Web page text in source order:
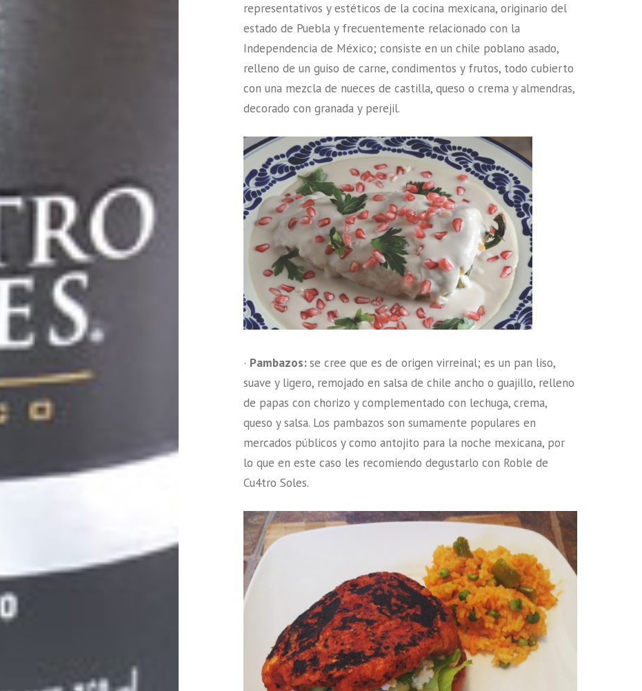
representativos y estéticos de la cocina mexicana, originario del
estado de Puebla y frecuentemente relacionado con la
Independencia de México; consiste en un chile poblano asado,
relleno de un guiso de carne, condimentos y frutos, todo cubierto
con una mezcla de nueces de castilla, queso o crema y almendras,
decorado con granada y perejil.
· Pambazos:se cree que es de origen virreinal; es un pan liso,
suave y ligero, remojado en salsa de chile ancho o guajillo, relleno
de papas con chorizo y complementado con lechuga, crema,
queso y salsa. Los pambazos son sumamente populares en
mercados públicos y como antojito para la noche mexicana, por
lo que en este caso les recomiendo degustarlo con Roble de
Cu4tro Soles.